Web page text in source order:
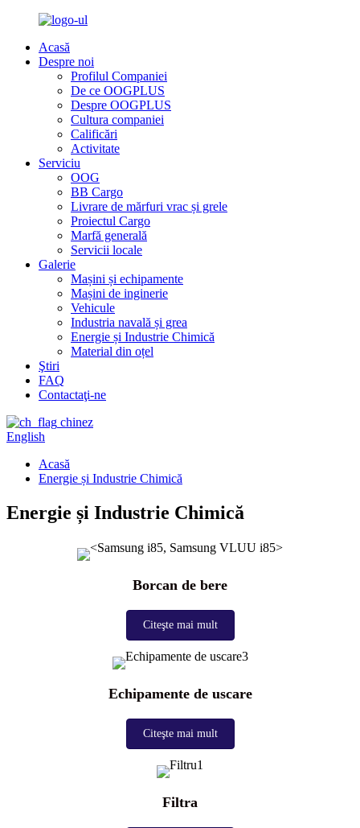
Acasă
Despre noi
Profilul Companiei
De ce OOGPLUS
Despre OOGPLUS
Cultura companiei
Calificări
Activitate
Serviciu
OOG
BB Cargo
Livrare de mărfuri vrac și grele
Proiectul Cargo
Marfă generală
Servicii locale
Galerie
Mașini și echipamente
Mașini de inginerie
Vehicule
Industria navală și grea
Energie și Industrie Chimică
Material din oțel
Ştiri
FAQ
Contactaţi-ne
chinez
English
Acasă
Energie și Industrie Chimică
Energie și Industrie Chimică
Borcan de bere
Citeşte mai mult
Echipamente de uscare
Citeşte mai mult
Filtra